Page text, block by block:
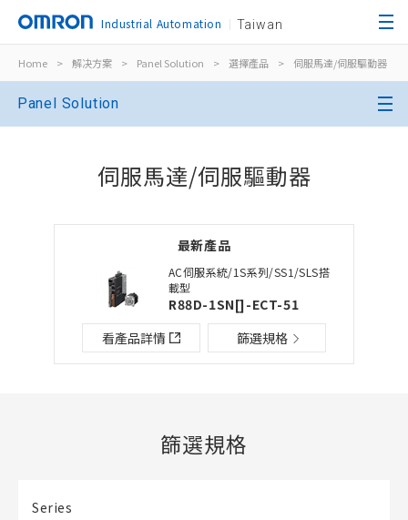
Industrial Automation Taiwan
Home > 解决方案 > Panel Solution > 選擇產品 > 伺服馬達/伺服驅動器
Panel Solution
伺服馬達/伺服驅動器
最新產品
AC伺服系統/1S系列/SS1/SLS搭
載型
R88D-1SN[]-ECT-51
看產品詳情
篩選規格
篩選規格
Series
關閉
新增產品到BOM表
加入到現有BOM表
檔案夾/BOM表名稱 檔案夾/BOM表說明
檔案夾
開啟BOM表
選擇其他產品